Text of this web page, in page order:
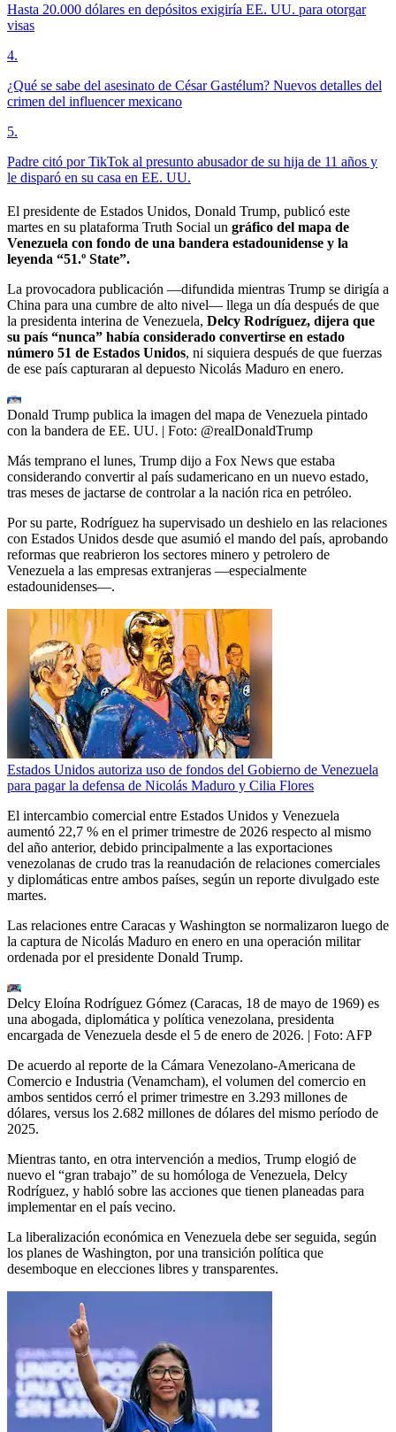
Hasta 20.000 dólares en depósitos exigiría EE. UU. para otorgar
visas
4.
¿Qué se sabe del asesinato de César Gastélum? Nuevos detalles del
crimen del influencer mexicano
5.
Padre citó por TikTok al presunto abusador de su hija de 11 años y
le disparó en su casa en EE. UU.
El presidente de Estados Unidos, Donald Trump, publicó este
martes en su plataforma Truth Social un gráfico del mapa de
Venezuela con fondo de una bandera estadounidense y la
leyenda “51.º State”.
La provocadora publicación —difundida mientras Trump se dirigía a
China para una cumbre de alto nivel— llega un día después de que
la presidenta interina de Venezuela, Delcy Rodríguez, dijera que
su país “nunca” había considerado convertirse en estado
número 51 de Estados Unidos, ni siquiera después de que fuerzas
de ese país capturaran al depuesto Nicolás Maduro en enero.
Donald Trump publica la imagen del mapa de Venezuela pintado
con la bandera de EE. UU. | Foto: @realDonaldTrump
Más temprano el lunes, Trump dijo a Fox News que estaba
considerando convertir al país sudamericano en un nuevo estado,
tras meses de jactarse de controlar a la nación rica en petróleo.
Por su parte, Rodríguez ha supervisado un deshielo en las relaciones
con Estados Unidos desde que asumió el mando del país, aprobando
reformas que reabrieron los sectores minero y petrolero de
Venezuela a las empresas extranjeras —especialmente
estadounidenses—.
Estados Unidos autoriza uso de fondos del Gobierno de Venezuela
para pagar la defensa de Nicolás Maduro y Cilia Flores
El intercambio comercial entre Estados Unidos y Venezuela
aumentó 22,7 % en el primer trimestre de 2026 respecto al mismo
del año anterior, debido principalmente a las exportaciones
venezolanas de crudo tras la reanudación de relaciones comerciales
y diplomáticas entre ambos países, según un reporte divulgado este
martes.
Las relaciones entre Caracas y Washington se normalizaron luego de
la captura de Nicolás Maduro en enero en una operación militar
ordenada por el presidente Donald Trump.
Delcy Eloína Rodríguez Gómez (Caracas, 18 de mayo de 1969) es
una abogada, diplomática y política venezolana, presidenta
encargada de Venezuela desde el 5 de enero de 2026. | Foto: AFP
De acuerdo al reporte de la Cámara Venezolano-Americana de
Comercio e Industria (Venamcham), el volumen del comercio en
ambos sentidos cerró el primer trimestre en 3.293 millones de
dólares, versus los 2.682 millones de dólares del mismo período de
2025.
Mientras tanto, en otra intervención a medios, Trump elogió de
nuevo el “gran trabajo” de su homóloga de Venezuela, Delcy
Rodríguez, y habló sobre las acciones que tienen planeadas para
implementar en el país vecino.
La liberalización económica en Venezuela debe ser seguida, según
los planes de Washington, por una transición política que
desemboque en elecciones libres y transparentes.